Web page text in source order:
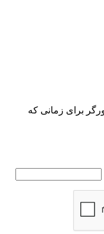
برای زمانی که